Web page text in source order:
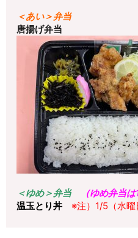
＜あい＞弁当
唐揚げ弁当
＜ゆめ＞弁当
（ゆめ弁当
温玉とり丼
※注）1/5（水曜